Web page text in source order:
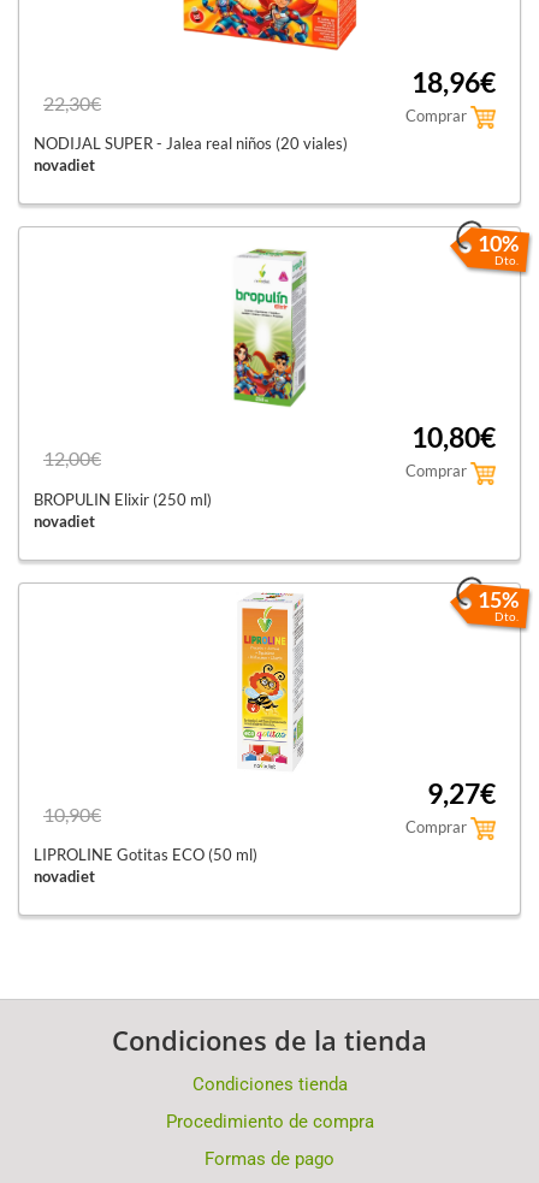
22,30€
18,96€
Comprar
NODIJAL SUPER - Jalea real niños (20 viales)
novadiet
10%
Dto.
12,00€
10,80€
Comprar
BROPULIN Elixir (250 ml)
novadiet
15%
Dto.
10,90€
9,27€
Comprar
LIPROLINE Gotitas ECO (50 ml)
novadiet
Condiciones de la tienda
Condiciones tienda
Procedimiento de compra
Formas de pago